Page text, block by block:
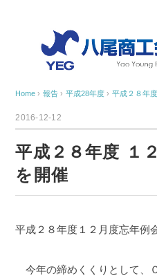
Home › 報告 › 平成28年度 › 平成２８年
2016-12-12
平成２８年度 １
を開催
平成２８年度１２月度忘年例
今年の締めくくりとして、